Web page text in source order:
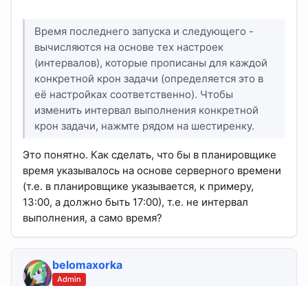
Время последнего запуска и следующего -
вычисляются на основе тех настроек
(интервалов), которые прописаны для каждой
конкретной крон задачи (определяется это в
её настройках соответственно). Чтобы
изменить интервал выполнения конкретной
крон задачи, нажмте рядом на шестиренку.
Это понятно. Как сделать, что бы в планировщике
время указывалось на основе серверного времени
(т.е. в планировщике указывается, к примеру,
13:00, а должно быть 17:00), т.е. не интервал
выполнения, а само время?
belomaxorka
Admin